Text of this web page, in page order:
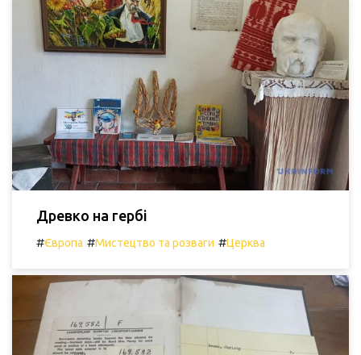
Древко на гербі
#Європа #Мистецтво та розваги #Церква